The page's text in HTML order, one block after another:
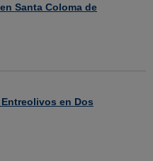
Santa Coloma de
en Dos